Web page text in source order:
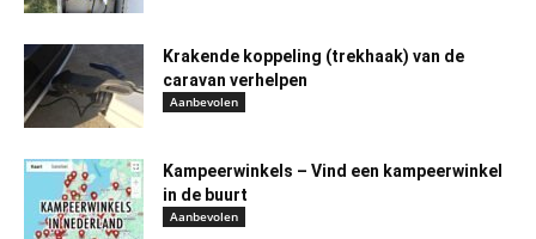
Krakende koppeling (trekhaak) van de
caravan verhelpen
Aanbevolen
Kampeerwinkels – Vind een kampeerwinkel
in de buurt
Aanbevolen